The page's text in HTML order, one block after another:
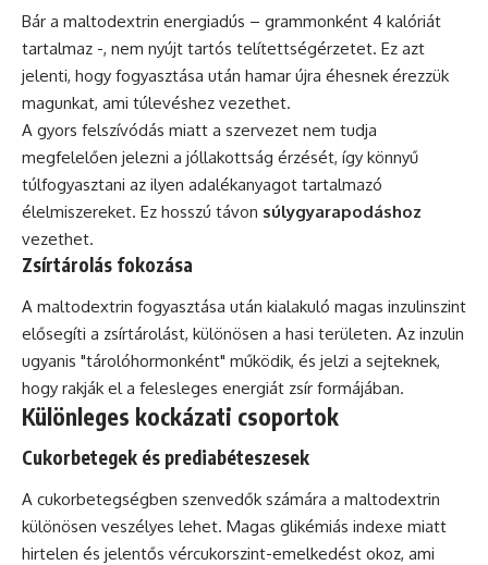
Bár a maltodextrin energiadús – grammonként 4 kalóriát
tartalmaz -, nem nyújt tartós telítettségérzetet. Ez azt
jelenti, hogy fogyasztása után hamar újra éhesnek érezzük
magunkat, ami túlevéshez vezethet.
A gyors felszívódás miatt a szervezet nem tudja
megfelelően jelezni a jóllakottság érzését, így könnyű
túlfogyasztani az ilyen adalékanyagot tartalmazó
élelmiszereket. Ez hosszú távon súlygyarapodáshoz
vezethet.
Zsírtárolás fokozása
A maltodextrin fogyasztása után kialakuló magas inzulinszint
elősegíti a zsírtárolást, különösen a hasi területen. Az inzulin
ugyanis "tárolóhormonként" működik, és jelzi a sejteknek,
hogy rakják el a felesleges energiát zsír formájában.
Különleges kockázati csoportok
Cukorbetegek és prediabéteszesek
A cukorbetegségben szenvedők számára a maltodextrin
különösen veszélyes lehet. Magas glikémiás indexe miatt
hirtelen és jelentős vércukorszint-emelkedést okoz, ami